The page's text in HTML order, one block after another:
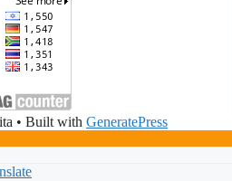
• Built with GeneratePress